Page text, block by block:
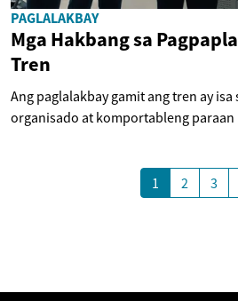
PAGLALAKBAY
Mga Hakbang sa
Tren
Ang paglalakbay gamit ang tren ay isa
organisado at komportableng paraan
1 2 3